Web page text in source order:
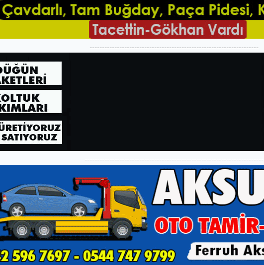
--------------------------------------------------------------------
------------------------------------------------------------------------